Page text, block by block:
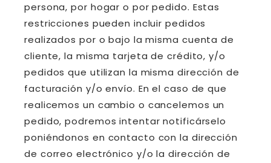
persona, por hogar o por pedido. Estas
restricciones pueden incluir pedidos
realizados por o bajo la misma cuenta de
cliente, la misma tarjeta de crédito, y/o
pedidos que utilizan la misma dirección de
facturación y/o envío. En el caso de que
realicemos un cambio o cancelemos un
pedido, podremos intentar notificárselo
poniéndonos en contacto con la dirección
de correo electrónico y/o la dirección de